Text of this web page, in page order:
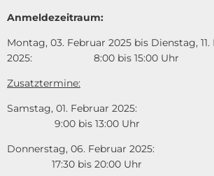
Anmeldezeitraum:
Montag, 03. Februar 2025 bis Dienstag, 11.
2025: 8:00 bis 15:00 Uhr
Zusatztermine:
Samstag, 01.
9:00 bis 13:00 Uhr
Donnerstag, 06.
17:30 bis 20:00 Uhr